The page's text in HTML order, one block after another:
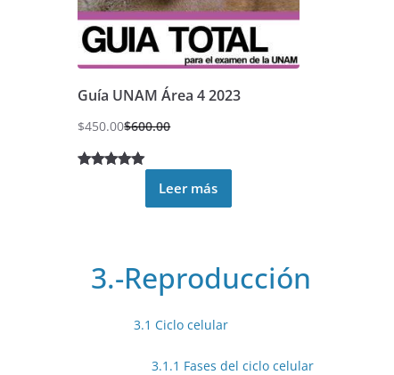
Guía UNAM Área 4 2023
$600.00
$450.00
s de
Leer más
3.-Reproducción
3.1 Ciclo celular
3.1.1 Fases del ciclo celular